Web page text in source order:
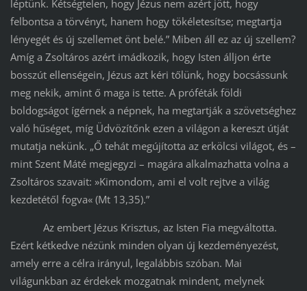
léptünk. Kétségtelen, hogy Jézus nem azért jött, hogy
felbontsa a törvényt, hanem hogy tökéletesítse; megtartja
lényegét és új szellemet önt belé.” Miben áll ez az új szellem?
Amíg a Zsoltáros azért imádkozik, hogy Isten álljon érte
bosszút ellenségein, Jézus azt kéri tőlünk, hogy bocsássunk
meg nekik, amint ő maga is tette. A próféták földi
boldogságot ígérnek a népnek, ha megtartják a szövetséghez
való hűséget, míg Üdvözítőnk ezen a világon a kereszt útját
mutatja nekünk. „Ő tehát megújította az erkölcsi világot, és –
mint Szent Máté megjegyzi – magára alkalmazhatta volna a
Zsoltáros szavait: »Kimondom, ami el volt rejtve a világ
kezdetétől fogva« (Mt 13,35).”
Az embert Jézus Krisztus, az Isten Fia megváltotta.
Ezért kétkedve nézünk minden olyan új kezdeményezést,
amely erre a célra irányul, legalábbis szóban. Mai
világunkban az érdekek mozgatnak mindent, melynek